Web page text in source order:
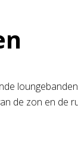
de zon en de